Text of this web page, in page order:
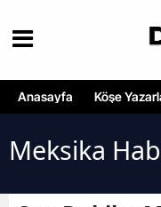
Anasayfa Köşe
Meksika